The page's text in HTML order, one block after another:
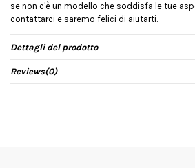
se non c'è un modello che soddisfa le tue
contattarci e saremo felici di aiutarti.
Dettagli del prodotto
Reviews(0)